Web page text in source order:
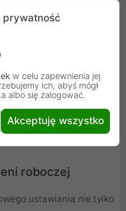
roboczej
ustawiania nie tylko
prywatność
w celu zapewnienia jej
ich, abyś mógł
albo się zalogować.
Akceptuję wszystko